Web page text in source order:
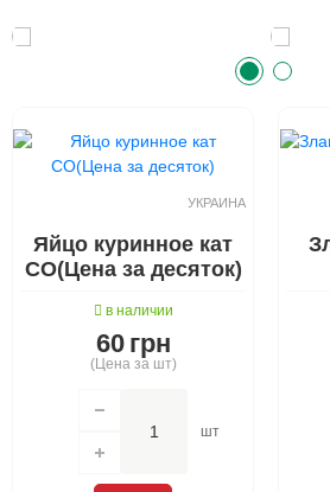
УКРАИНА
Яйцо куринное кат
СО(Цена за десяток)
в наличии
60 грн
(Цена за шт)
шт